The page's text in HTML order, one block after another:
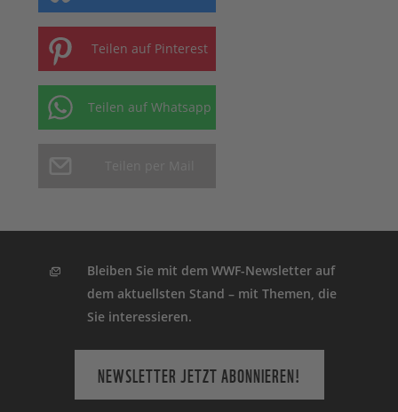
Teilen auf Pinterest
Teilen auf Whatsapp
Bleiben Sie mit dem WWF-Newsletter auf
dem aktuellsten Stand – mit Themen, die
Sie interessieren.
NEWSLETTER JETZT ABONNIEREN!